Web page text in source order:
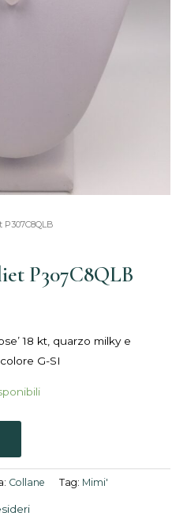
P307C8QLB
P307C8QLB
18 kt, quarzo milky e
G-SI
Collane Tag: Mimi'